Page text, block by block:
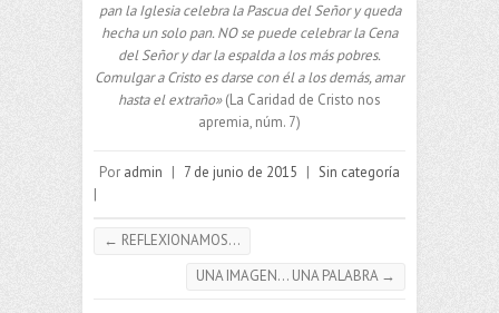
pan la Iglesia celebra la Pascua del Señor y queda
hecha un solo pan. NO se puede celebrar la Cena
del Señor y dar la espalda a los más pobres.
Comulgar a Cristo es darse con él a los demás, amar
hasta el extraño»(La Caridad de Cristo nos
apremia, núm. 7)
Por admin | 7 de junio de 2015 | Sin categoría
|
← REFLEXIONAMOS…
UNA IMAGEN… UNA PALABRA →